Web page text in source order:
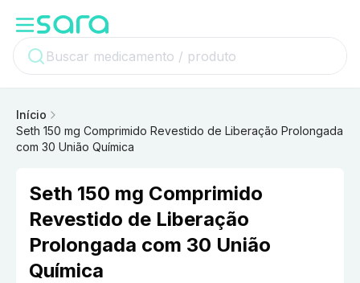
Início
Seth 150 mg Comprimido Revestido de Liberação Prolongada
com 30 União Química
Seth 150 mg Comprimido
Revestido de Liberação
Prolongada com 30 União
Química